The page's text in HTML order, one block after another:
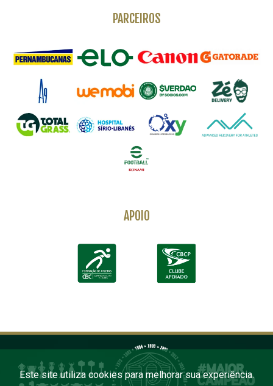
PARCEIROS
APOIO
Este site utiliza cookies para melhorar sua experiência.